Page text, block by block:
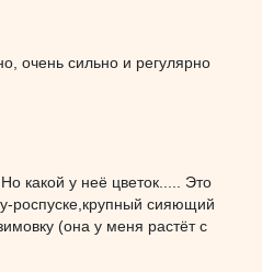
очень сильно и регулярно
какой у неё цветок..... Это
роспуске,крупный сияющий
(она у меня растёт с